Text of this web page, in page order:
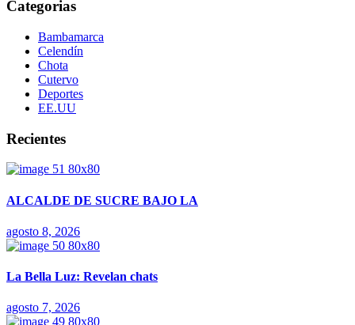
Categorias
Bambamarca
Celendín
Chota
Cutervo
Deportes
EE.UU
Recientes
ALCALDE DE SUCRE BAJO LA
agosto 8, 2026
La Bella Luz: Revelan chats
agosto 7, 2026